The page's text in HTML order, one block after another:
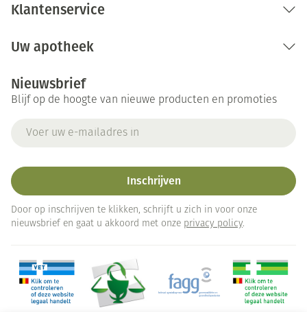
Klantenservice
Uw apotheek
Nieuwsbrief
Blijf op de hoogte van nieuwe producten en promoties
Inschrijven
Door op inschrijven te klikken, schrijft u zich in voor onze
nieuwsbrief en gaat u akkoord met onze privacy policy.